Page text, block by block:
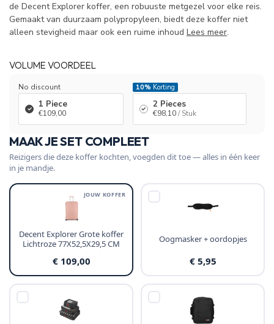
de Decent Explorer koffer, een robuuste metgezel voor elke reis.
Gemaakt van duurzaam polypropyleen, biedt deze koffer niet
alleen stevigheid maar ook een ruime inhoud Lees meer.
VOLUME VOORDEEL
No discount
1 Piece
€109,00
10% Korting
2 Pieces
€98,10 / Stuk
MAAK JE SET COMPLEET
Reizigers die deze koffer kochten, voegden dit toe — alles in één keer
in je mandje.
JOUW KOFFER
Decent Explorer Grote koffer
Lichtroze 77X52,5X29,5 CM
€ 109,00
Oogmasker + oordopjes
€ 5,95